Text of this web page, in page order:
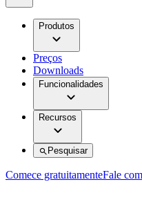
Produtos
Preços
Downloads
Funcionalidades
Recursos
Pesquisar
Comece gratuitamenteFale